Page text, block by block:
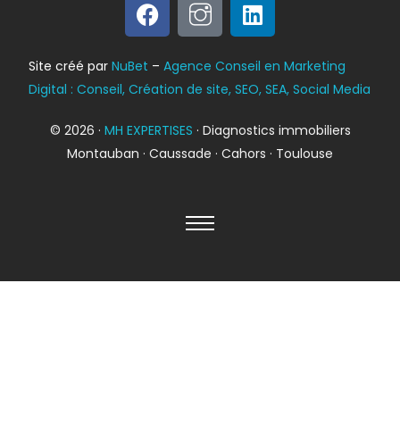
Bilan énergétique
DPE
© 2026 · MH EXPERTISES · Diagnostics immobiliers
Montauban · Caussade · Cahors · Toulouse
Site créé parNuBet –Agence Conseil en Marketing
Digital : Conseil, Création de site, SEO, SEA, Social Media